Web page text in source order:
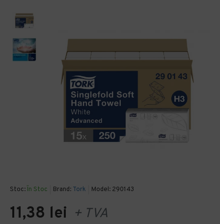
Stoc: În Stoc Brand: Tork Model: 290143
11,38 lei + TVA